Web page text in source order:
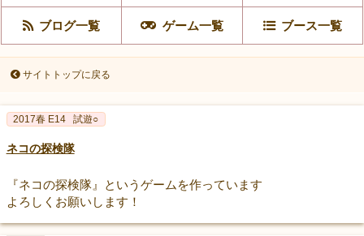
ブログ一覧 ゲーム一覧 ブース一覧
サイトトップに戻る
2017春 E14 試遊○
ネコの探検隊
『ネコの探検隊』というゲームを作っています
よろしくお願いします！